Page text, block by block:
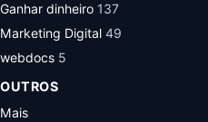
Ganhar dinheiro 137
Marketing Digital 49
webdocs 5
OUTROS
Mais